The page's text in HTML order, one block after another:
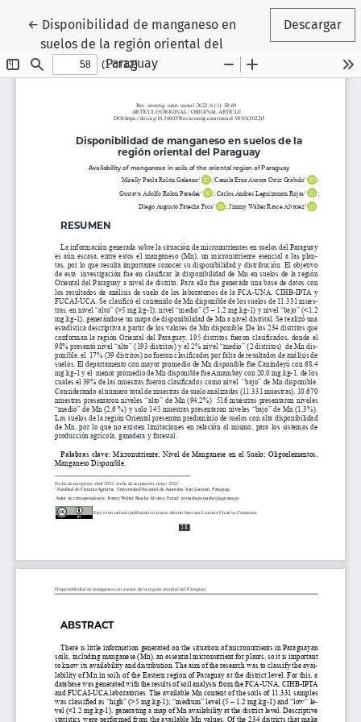
← Volver a los detalles del artículo
Disponibilidad de manganeso en
suelos de la región oriental del
Paraguay
Descargar